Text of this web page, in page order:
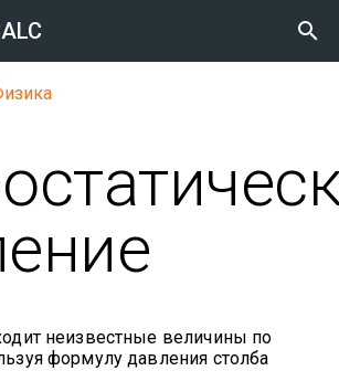

неизвестные величины по
формулу давления столба